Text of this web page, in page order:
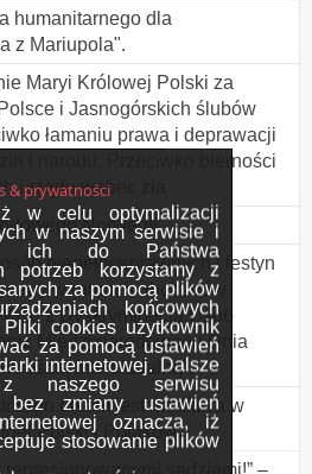
& prywatności
iż w celu optymalizacji
w naszym serwisie i
ich do Państwa
potrzeb korzystamy z
za pomocą plików
końcowych
Pliki cookies użytkownik
za pomocą ustawień
internetowej. Dalsze
z naszego serwisu
bez zmiany ustawień
oznacza, iż
stosowanie plików
humanitarnego dla
z Mariupola".
Maryi Królowej Polski za
i Jasnogórskich ślubów
łamaniu prawa i deprawacji
i narodu. Przeciwko bierności
i rządu wobec zła
Norwegii".
niepełnosprawnych i festyn
w ramach obchodów
z Dyskryminacją Osób
Międzynarodowego Dnia
Intelektualną".
celem jest modlitwa w
Polski i Polaków.
represjonowanymi sędziami!” –